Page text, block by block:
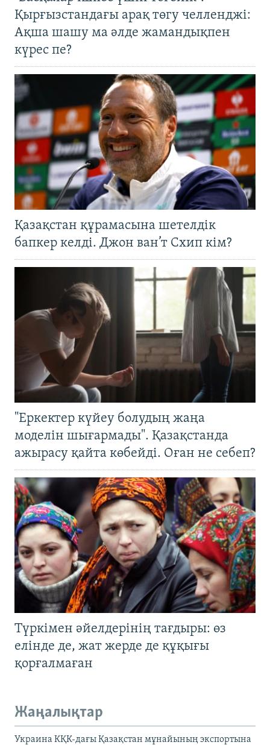
Қырғызстандағы арақ төгу челленджі:
Ақша шашу ма әлде жамандықпен
күрес пе?
Қазақстан құрамасына шетелдік
бапкер келді. Джон ван’т Схип кім?
"Еркектер күйеу болудың жаңа
моделін шығармады". Қазақстанда
ажырасу қайта көбейді. Оған не себеп?
Түркімен әйелдерінің тағдыры: өз
елінде де, жат жерде де құқығы
қорғалмаған
Жаңалықтар
Украина КҚК-дағы Қазақстан мұнайының экспортына